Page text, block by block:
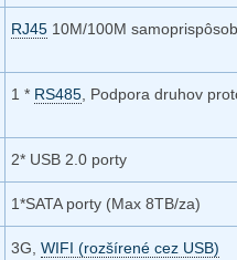
RJ45 10M/100M
1 * RS485, Podpora druhov
2* USB 2.0 porty
1*SATA porty (Max 8TB/za)
3G, WIFI (rozšírené cez USB)